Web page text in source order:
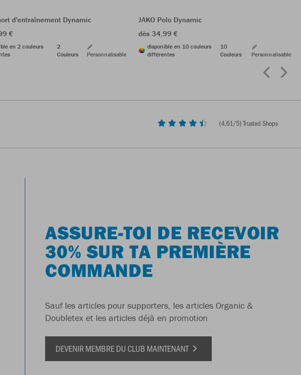
d'entraînement Dynamic
€
en 2 couleurs
2
Couleurs
Personnalisable
JAKO Polo Dynamic
dès 34,99 €
disponible en 10 couleurs
différentes
10
Couleurs
Personnalisable
(4,61/5) Trusted Shops
ASSURE-TOI DE RECEVOIR
30% SUR TA PREMIÈRE
COMMANDE
Sauf les articles pour supporters, les articles Organic &
Doubletex et les articles déjà en promotion
DEVENIR MEMBRE DU CLUB MAINTENANT